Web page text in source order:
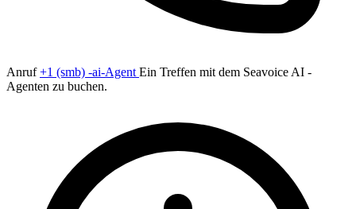
Anruf+1 (smb) -ai-Agent Ein Treffen mit dem Seavoice AI -
Agenten zu buchen.